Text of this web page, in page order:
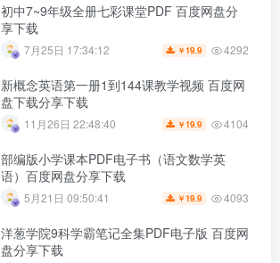
初中7~9年级全册七彩课堂PDF 百度网盘分
享下载
7月25日 17:34:12 ￥ 19.9 4292
新概念英语第一册1到144课教学视频 百度网
盘下载分享下载
11月26日 22:48:40 ￥ 19.9 4104
部编版小学课本PDF电子书（语文数学英
语）百度网盘分享下载
5月21日 09:50:41 ￥ 19.9 4093
洋葱学院9科学霸笔记全集PDF电子版 百度网
盘分享下载